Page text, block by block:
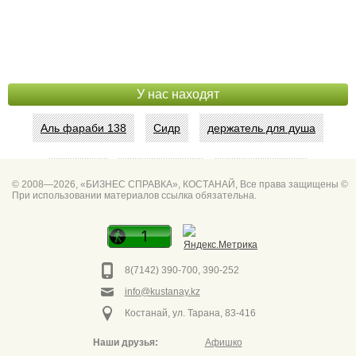
У нас находят
Аль фараби 138 Сидр держатель для душа
© 2008—2026, «БИЗНЕС СПРАВКА», КОСТАНАЙ, Все права защищены ©
При использовании материалов ссылка обязательна.
8(7142) 390-700, 390-252
info@kustanay.kz
Костанай, ул. Тарана, 83-416
Наши друзья: Афишко